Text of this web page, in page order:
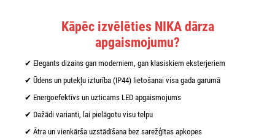
Kāpēc izvēlēties NIKA dārza
apgaismojumu?
✔ Elegants dizains gan moderniem, gan klasiskiem eksterjeriem
✔ Ūdens un putekļu izturība (IP44) lietošanai visa gada garumā
✔ Energoefektīvs un uzticams LED apgaismojums
✔ Dažādi varianti, lai pielāgotu visu telpu
✔ Ātra un vienkārša uzstādīšana bez sarežģītas apkopes